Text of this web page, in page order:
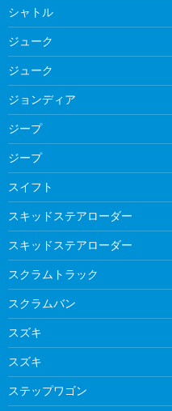
シャトル
ジューク
ジューク
ジョンディア
ジープ
ジープ
スイフト
スキッドステアローダー
スキッドステアローダー
スクラムトラック
スクラムバン
スズキ
スズキ
ステップワゴン